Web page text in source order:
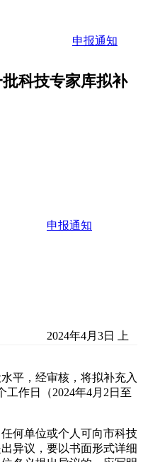
申报通知
科技专家库拟补
申报通知
2024年4月3日 上
平，经审核，将拟补充入
作日（2024年4月2日至
何单位或个人可向市科技
异议，要以书面形式详细